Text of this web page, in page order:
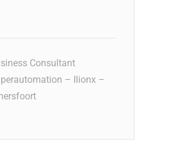
Consultant
– Ilionx –